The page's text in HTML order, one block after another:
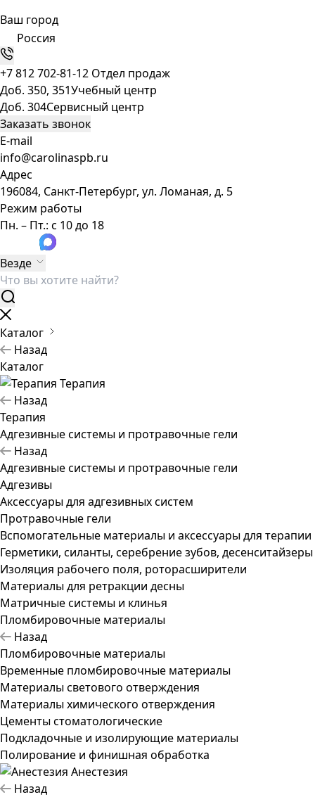
Ваш город
Россия
+7 812 702-81-12 Отдел продаж
Доб. 350, 351Учебный центр
Доб. 304Сервисный центр
Заказать звонок
E-mail
info@carolinaspb.ru
Адрес
196084, Санкт-Петербург, ул. Ломаная, д. 5
Режим работы
Пн. – Пт.: с 10 до 18
Везде
Каталог
Назад
Каталог
Терапия
Назад
Терапия
Адгезивные системы и протравочные гели
Назад
Адгезивные системы и протравочные гели
Адгезивы
Аксессуары для адгезивных систем
Протравочные гели
Вспомогательные материалы и аксессуары для терапии
Герметики, силанты, серебрение зубов, десенситайзеры
Изоляция рабочего поля, роторасширители
Материалы для ретракции десны
Матричные системы и клинья
Пломбировочные материалы
Назад
Пломбировочные материалы
Временные пломбировочные материалы
Материалы светового отверждения
Материалы химического отверждения
Цементы стоматологические
Подкладочные и изолирующие материалы
Полирование и финишная обработка
Анестезия
Назад